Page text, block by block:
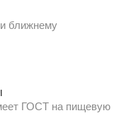
ближнему
ГОСТ на пищевую